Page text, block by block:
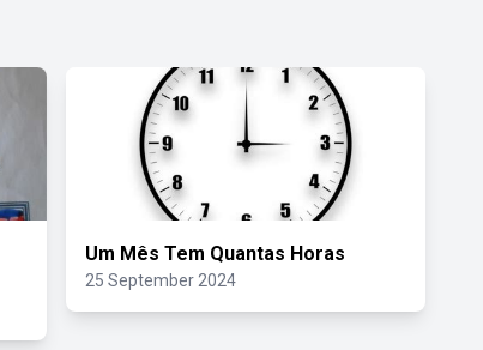
Um Mês Tem Quantas Horas
25 September 2024